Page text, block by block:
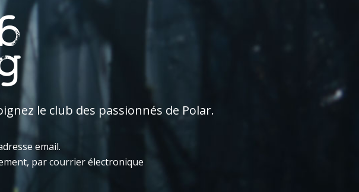
le club des passionnés de Polar.
email.
par courrier électronique